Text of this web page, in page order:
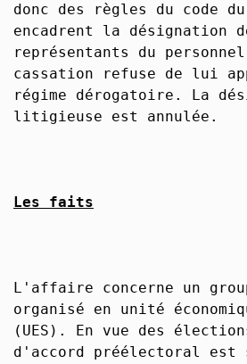
donc des règles du code
encadrent la désignation
représentants du
cassation refuse de lui
régime dérogatoire. La
litigieuse est annulée.
Les faits
L'affaire concerne un
organisé en unité
(UES). En vue des
d'accord préélectoral est